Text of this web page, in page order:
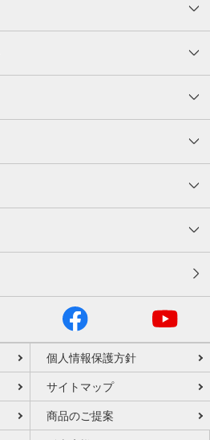
個人情報保護方針
サイトマップ
商品のご提案